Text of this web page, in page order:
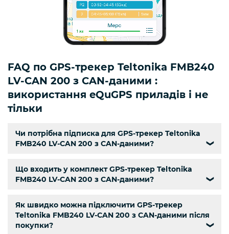
FAQ по GPS-трекер Teltonika FMB240
LV-CAN 200 з CAN-даними :
використання eQuGPS приладів і не
тільки
Чи потрібна підписка для GPS-трекер Teltonika
FMB240 LV-CAN 200 з CAN-даними?
❯
Що входить у комплект GPS-трекер Teltonika
FMB240 LV-CAN 200 з CAN-даними?
❯
Як швидко можна підключити GPS-трекер
Teltonika FMB240 LV-CAN 200 з CAN-даними після
покупки?
❯